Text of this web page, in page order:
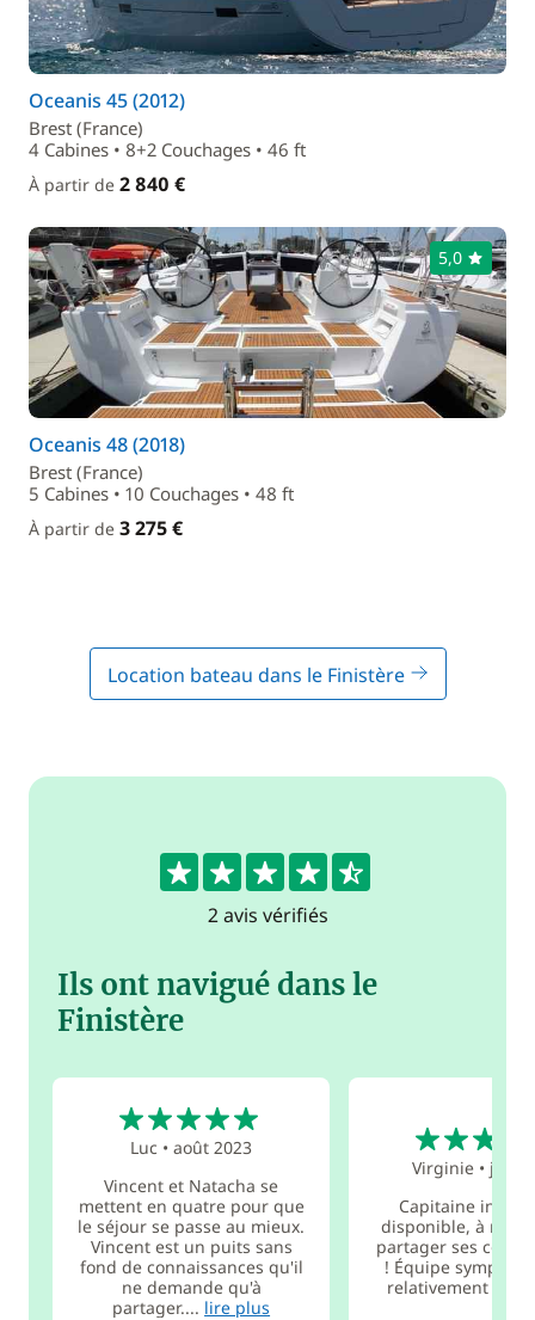
Oceanis 45 (2012)
Brest (France)
4 Cabines • 8+2 Couchages • 46 ft
À partir de 2 840 €
5,0
Oceanis 48 (2018)
Brest (France)
5 Cabines • 10 Couchages • 48 ft
À partir de 3 275 €
Location bateau dans le Finistère
4.5
2 avis vérifiés
Ils ont navigué dans le
Finistère
Luc •août 2023
Vincent et Natacha se
mettent en quatre pour que
le séjour se passe au mieux.
Vincent est un puits sans
fond de connaissances qu'il
ne demande qu'à
partager.... lire plus
Virginie • juil.
Capitaine
disponible, à me
partager ses
! Équipe
relativement